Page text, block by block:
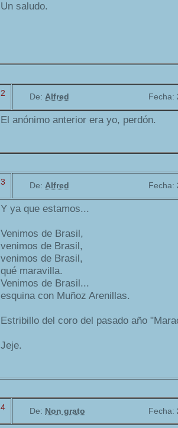
Un saludo.
2 De: Alfred Fecha:
El anónimo anterior era yo, perdón.
3 De: Alfred Fecha:
Y ya que estamos...
Venimos de Brasil,
venimos de Brasil,
venimos de Brasil,
qué maravilla.
Venimos de Brasil...
esquina con Muñoz Arenillas.
Estribillo del coro del pasado año
Jeje.
4 De: Non grato Fecha: